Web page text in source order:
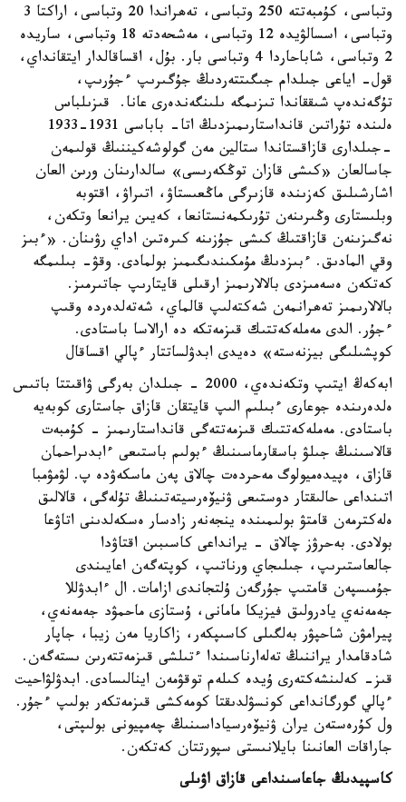
وتباسى، كۇمبەتتە 250 وتباسى، تەھراندا 20 وتباسى، اراكتا 3
وتباسى، اسسالۋيدە 12 وتباسى، مەشحەدتە 18 وتباسى، ساريدە
2 وتباسى، شاباحاردا 4 وتباسى بار. بۇل، اقساقالدار ايتقانداي،
قول- اياعى جىلدام جىگىتتەردىڭ جۇگىرىپ ءجۇرىپ،
تۇگەندەپ شىققاندا تىزىمگە ىلىنگەندەرى عانا. قىزىلباس
ەلىندە تۇراتىن قانداستارىمىزدىڭ اتا- باباسى 1931-1933
-جىلدارى قازاقستاندا ستالين مەن گولوشەكيننىڭ قولىمەن
جاسالعان «كىشى قازان توڭكەرىسى» سالدارىنان ورىن العان
اشارشىلىق كەزىندە قازىرگى ماڭعىستاۋ، اتىراۋ، اقتوبە
وبلىستارى وڭىرىنەن تۇرىكمەنستانعا، كەيىن يرانعا وتكەن،
نەگىزىنەن قازاقتىڭ كىشى جۇزىنە كىرەتىن اداي رۋىنان. «ءبىز
وقي المادىق. ءبىزدىڭ مۇمكىندىگىمىز بولمادى. وقۋ- بىلىمگە
كەتكەن ەسەمىزدى بالالارىمىز ارقىلى قايتارىپ جاتىرمىز.
بالالارىمىز تەھرانمەن شەكتەلىپ قالماي، شەتەلدەردە وقىپ
ءجۇر. الدى مەملەكەتتىك قىزمەتكە دە ارالاسا باستادى.
كوپشىلىگى بيزنەستە» دەيدى ابدۋلساتتار ءپالي اقساقال
ابەكەڭ ايتىپ وتكەندەي، 2000 - جىلدان بەرگى ۋاقىتتا باتىس
ەلدەرىندە جوعارى ءبىلىم الىپ قايتقان قازاق جاستارى كوبەيە
باستادى. مەملەكەتتىك قىزمەتتەگى قانداستارىمىز - كۇمبەت
قالاسىنىڭ جىلۋ باسقارماسىنىڭ ءبولىم باستىعى ءابدىراحمان
قازاق، ەپيدەميولوگ مەحردەت چالاق پەن ماسكەۋدە پ. لۋمۋمبا
اتىنداعى حالىقتار دوستىعى ۋنيۆەرسيتەتىنىڭ تۇلەگى، قالالىق
ەلەكترمەن قامتۋ بولىمىندە ينجەنەر زادسار ەسكەلدىنى اتاۋعا
بولادى. بەحرۋز چالاق - يرانداعى كاسىبىن اقتاۋدا
جالعاستىرىپ، جىلىجاي ورناتىپ، كوپتەگەن اعايىندى
جۇمىسپەن قامتىپ جۇرگەن ۇلتجاندى ازامات. ال ءابدۋللا
جەمەنەي يادرولىق فيزيكا مامانى، ۇستازى ماحمۋد جەمەنەي،
پيرامۋن شاحپۋر بەلگىلى كاسىپكەر، زاكاريا مەن زيبا، جاپار
شادقامدار يراننىڭ تەلەارناسىندا ءتىلشى قىزمەتتەرىن ىستەگەن.
قىز- كەلىنشەكتەرى ۇيدە كىلەم توقۋمەن اينالىسادى. ابدۋلۋاحيت
ءپالي گورگانداعى كونسۋلدىقتا كومەكشى قىزمەتكەر بولىپ ءجۇر.
ول كۇرەستەن يران ۋنيۆەرسياداسىنىڭ چەمپيونى بولىپتى،
جاراقات العانىنا بايلانىستى سپورتتان كەتكەن.
كاسپيدىڭ جاعاسىنداعى قازاق اۋىلى